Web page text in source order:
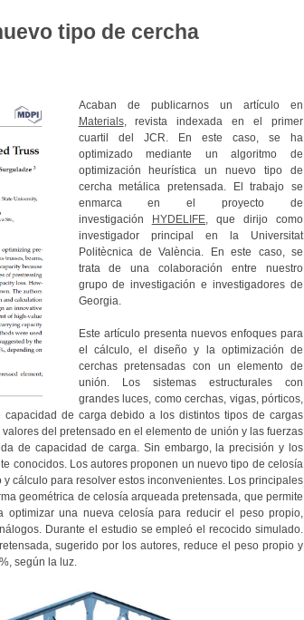
tipo de cercha
Acaban de publicarnos un artículo en
Materials, revista indexada en el primer
cuartil del JCR. En este caso, se ha
optimizado mediante un algoritmo de
optimización heurística un nuevo tipo de
cercha metálica pretensada. El trabajo se
enmarca en el proyecto de
investigación HYDELIFE,
que dirijo como
investigador principal en la Universitat
Politècnica de València.
En este caso, se
trata de una colaboración entre nuestro
grupo de investigación e investigadores de
Georgia.
Este artículo presenta nuevos enfoques para
el cálculo, el diseño y la optimización de
cerchas pretensadas con un elemento de
unión. Los sistemas estructurales con
grandes luces, como cerchas, vigas, pórticos,
de carga debido a los distintos tipos de cargas
del pretensado en el elemento de unión y las fuerzas
de capacidad de carga. Sin embargo, la precisión y los
conocidos. Los autores proponen un nuevo tipo de celosía
cálculo para resolver estos inconvenientes. Los principales
geométrica de celosía arqueada pretensada, que permite
una nueva celosía para reducir el peso propio,
Durante el estudio se empleó el recocido simulado.
sugerido por los autores, reduce el peso propio y
según la luz.